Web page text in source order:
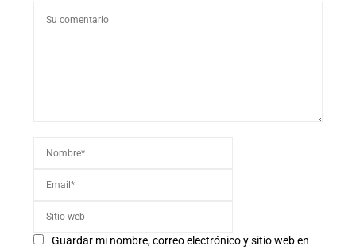
Guardar mi nombre, correo electrónico y sitio web en